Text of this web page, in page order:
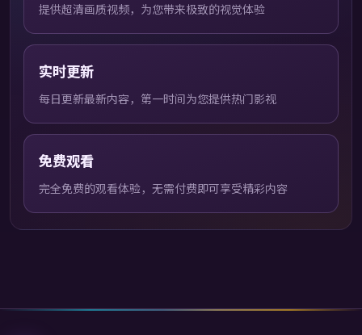
提供超清画质视频，为您带来极致的视觉体验
实时更新
每日更新最新内容，第一时间为您提供热门影视
免费观看
完全免费的观看体验，无需付费即可享受精彩内容